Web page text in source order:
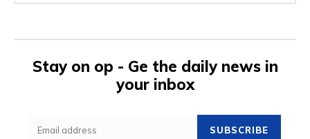
Stay on op - Ge the daily news in
your inbox
SUBSCRIBE